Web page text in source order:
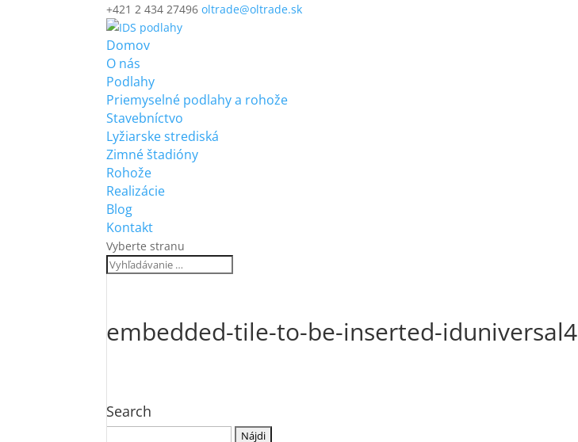
+421 2 434 27496 oltrade@oltrade.sk
Domov
O nás
Podlahy
Priemyselné podlahy a rohože
Stavebníctvo
Lyžiarske strediská
Zimné štadióny
Rohože
Realizácie
Blog
Kontakt
Vyberte stranu
embedded-tile-to-be-inserted-iduniversal4
Search